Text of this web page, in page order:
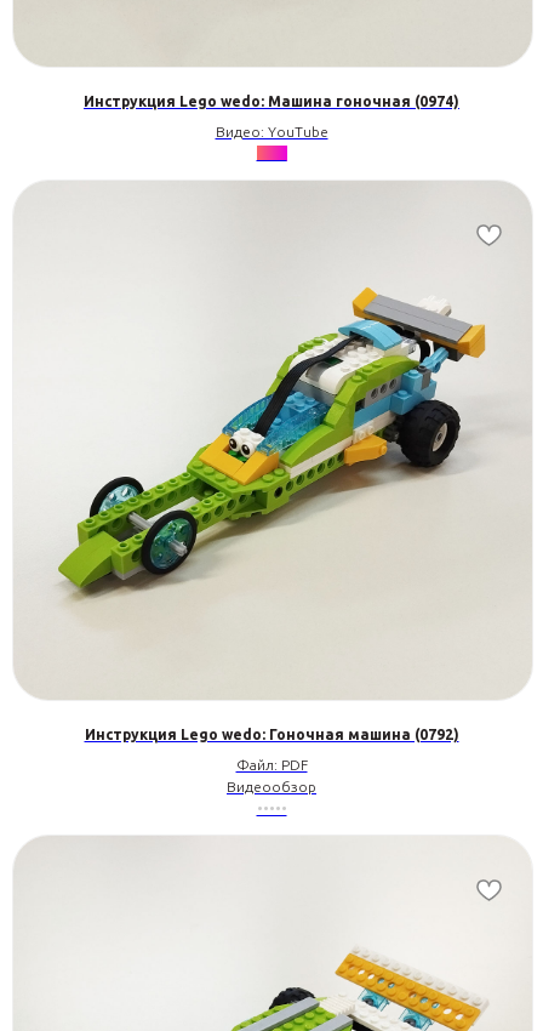
Инструкция Lego wedo: Машина гоночная (0974)
Видео: YouTube
Инструкция Lego wedo: Гоночная машина (0792)
Файл: PDF
Видеообзор
•••••